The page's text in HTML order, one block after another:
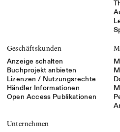
Geschäftskunden
Anzeige schalten
Buchprojekt anbieten
Lizenzen / Nutzungsrechte
Händler Informationen
Open Access Publikationen
Unternehmen